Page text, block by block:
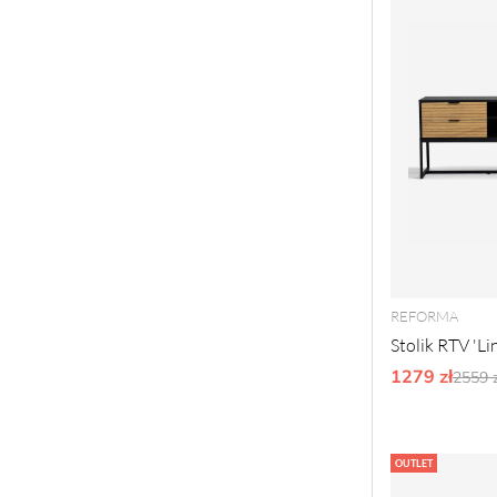
REFORMA
Stolik RTV
1279 zł2559
OUTLET